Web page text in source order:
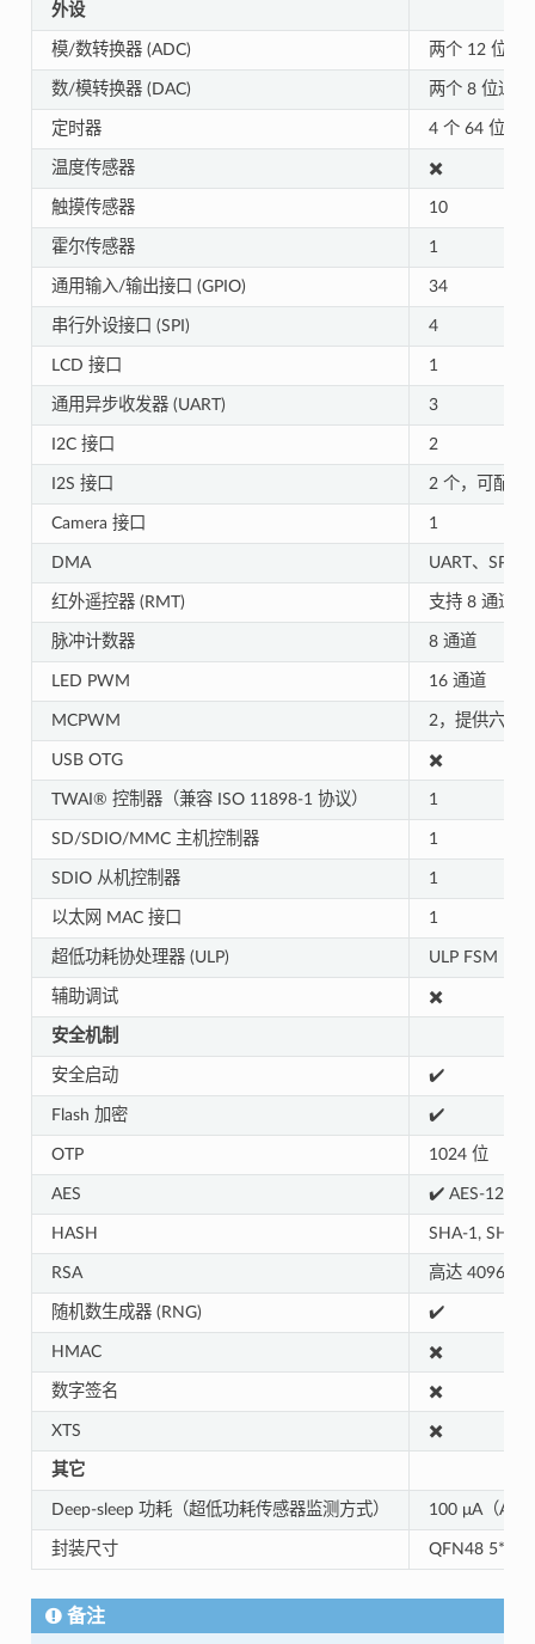
外设
模/数转换器 (ADC) 两个 12 位
数/模转换器 (DAC) 两个 8 位通道
定时器 4 个 64 位通
温度传感器 ✖️
触摸传感器 10
霍尔传感器 1
通用输入/输出接口 (GPIO) 34
串行外设接口 (SPI) 4
LCD 接口 1
通用异步收发器 (UART) 3
I2C 接口 2
I2S 接口 2 个，可配置
Camera 接口 1
DMA UART、SPI
红外遥控器 (RMT) 支持 8 通道
脉冲计数器 8 通道
LED PWM 16 通道
MCPWM 2，提供六个
USB OTG ✖️
TWAI® 控制器（兼容 ISO 11898-1 协议） 1
SD/SDIO/MMC 主机控制器 1
SDIO 从机控制器 1
以太网 MAC 接口 1
超低功耗协处理器 (ULP) ULP FSM
辅助调试 ✖️
安全机制
安全启动 ✔️
Flash 加密 ✔️
OTP 1024 位
AES ✔️ AES-128,
HASH SHA-1, SHA-
RSA 高达 4096 位
随机数生成器 (RNG) ✔️
HMAC ✖️
数字签名 ✖️
XTS ✖️
其它
Deep-sleep 功耗（超低功耗传感器监测方式） 100 μA（
封装尺寸 QFN48 5*5
备注